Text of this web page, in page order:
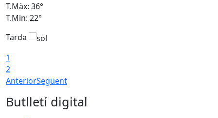
T.Màx: 36°
T.Min: 22°
Tarda
1
2
AnteriorSegüent
Butlletí digital